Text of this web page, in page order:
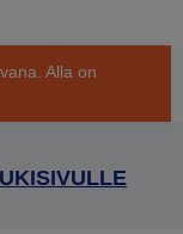
Alla on